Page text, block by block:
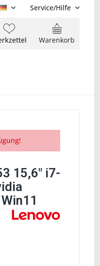
DE Service/Hilfe
Warenkorb
15,6" i7-